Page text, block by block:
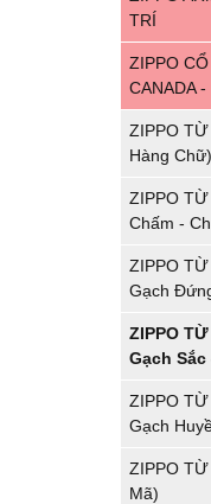
TRÍ
ZIPPO
CANADA
ZIPPO
Hàng Chữ)
ZIPPO
Chấm -
ZIPPO
Gạch
ZIPPO
Gạch Sắc
ZIPPO
Gạch
ZIPPO
Mã)